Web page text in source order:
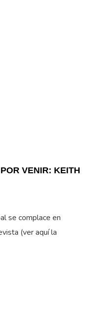
VENIR: KEITH
se complace en
(ver aquí la